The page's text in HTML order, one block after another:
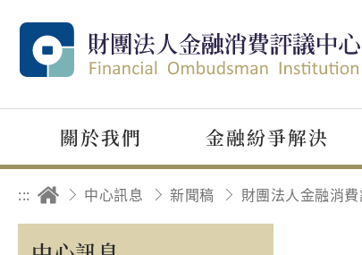
關於我們 金融紛爭解決
::: 中心訊息 新聞稿